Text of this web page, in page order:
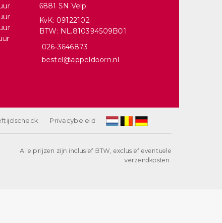
6881 SN Velp
KvK: 09122102
BTW: NL.810394509B01
026-3646873
bestel@appeldoorn.nl
Privacybeleid
Alle prijzen zijn inclusief BTW, exclusief eventuele
verzendkosten.